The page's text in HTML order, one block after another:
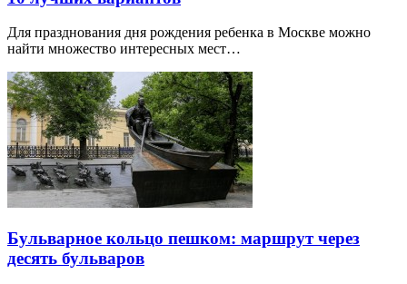
Для празднования дня рождения ребенка в Москве можно
найти множество интересных мест…
Бульварное кольцо пешком: маршрут через
десять бульваров